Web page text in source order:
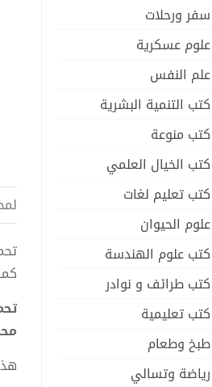
سفر ورحلات
علوم عسكرية
علم النفس
كتب التنمية البشرية
كتب منوعة
كتب الخيال العلمي
كتب تعليم لغات
علوم الحيوان
كتب علوم الهندسة
كتب طرائف و نوادر
كتب تعليمية
طبخ وطعام
رياضة وتسالي